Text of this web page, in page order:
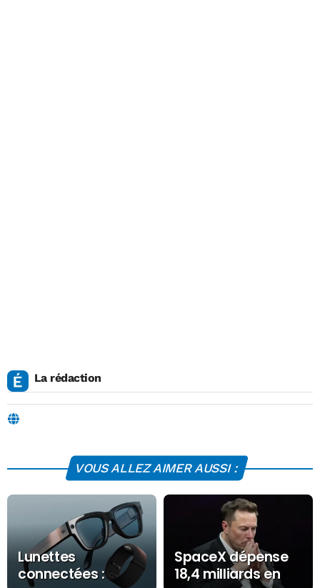
La rédaction
VOUS ALLEZ AIMER AUSSI :
Lunettes
connectées :
SpaceX dépense
18,4 milliards en